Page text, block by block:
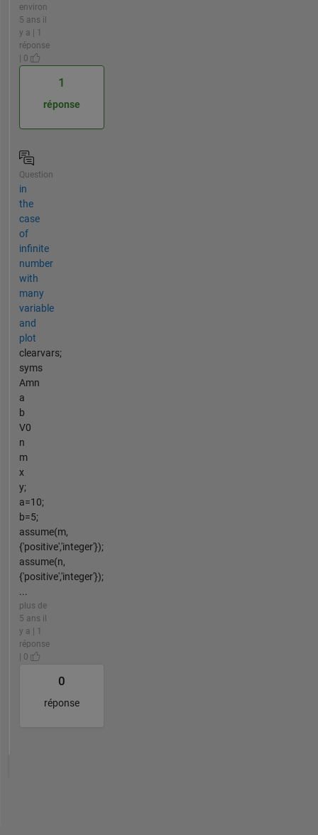
environ
5 ans il
y a | 1
réponse
| 0
1
réponse
Question
in
the
case
of
infinite
number
with
many
variable
and
plot
clearvars;
syms
Amn
a
b
V0
n
m
x
y;
a=10;
b=5;
assume(m,
{'positive','integer'});
assume(n,
{'positive','integer'});
...
plus de
5 ans il
y a | 1
réponse
| 0
0
réponse